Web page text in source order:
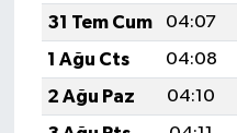
31 Tem Cum
04:07
1 Ağu Cts
04:08
2 Ağu Paz
04:10
Siyaset
Spor
Tavşanlı